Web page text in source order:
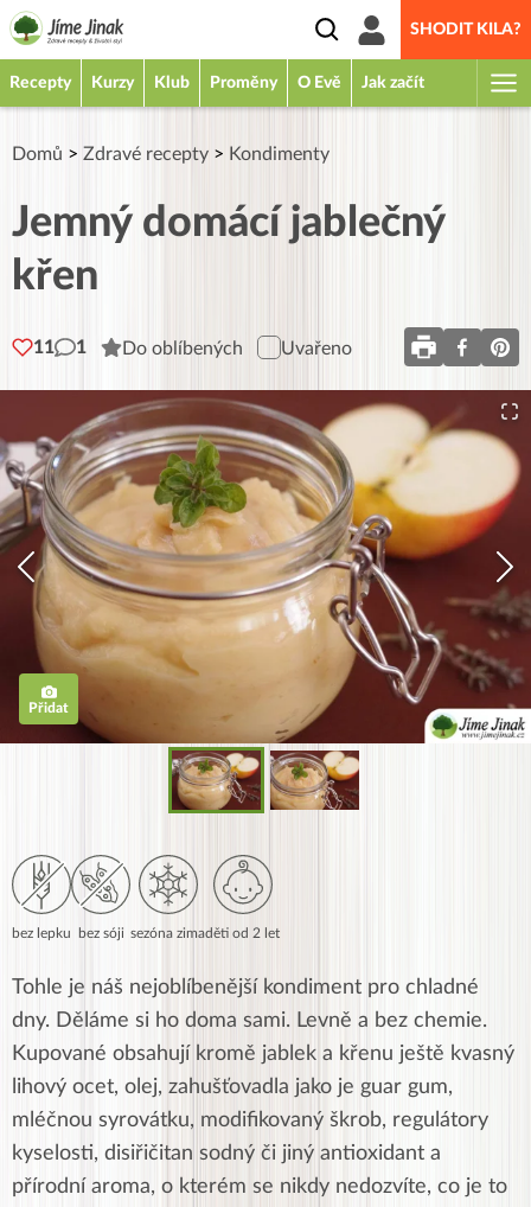
SHODIT KILA?
Recepty Kurzy Klub Proměny O Evě Jak začít
Domů > Zdravé recepty > Kondimenty
Jemný domácí jablečný
křen
11 1 Do oblíbených Uvařeno
Přidat
bez lepku bez sóji sezóna zimaděti od 2 let
Tohle je náš nejoblíbenější kondiment pro chladné
dny. Děláme si ho doma sami. Levně a bez chemie.
Kupované obsahují kromě jablek a křenu ještě kvasný
lihový ocet, olej, zahušťovadla jako je guar gum,
mléčnou syrovátku, modifikovaný škrob, regulátory
kyselosti, disiřičitan sodný či jiný antioxidant a
přírodní aroma, o kterém se nikdy nedozvíte, co je to